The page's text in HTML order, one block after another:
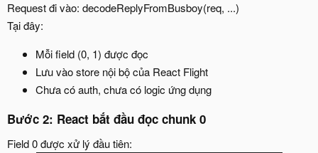
Request đi vào: decodeReplyFromBusboy(req, ...)
Tại đây:
Mỗi field (0, 1) được đọc
Lưu vào store nội bộ của React Flight
Chưa có auth, chưa có logic ứng dụng
Bước 2: React bắt đầu đọc chunk 0
Field 0 được xử lý đầu tiên: